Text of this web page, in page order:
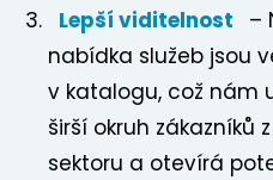
Lepší viditelnost
–
nabídka služeb jsou
v katalogu, což nám
širší okruh zákazníků
sektoru a otevírá